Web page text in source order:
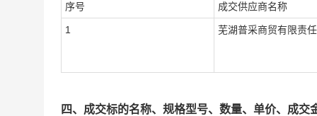
序号 成交供应商名称
1 芜湖普采商贸有限责
四、成交标的名称、规格型号、数量、单价、成交